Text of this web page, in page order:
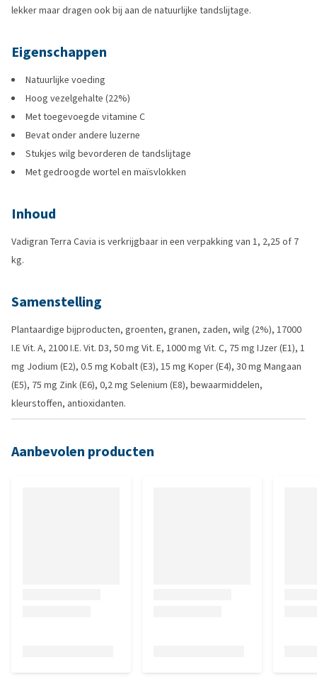
lekker maar dragen ook bij aan de natuurlijke tandslijtage.
Eigenschappen
Natuurlijke voeding
Hoog vezelgehalte (22%)
Met toegevoegde vitamine C
Bevat onder andere luzerne
Stukjes wilg bevorderen de tandslijtage
Met gedroogde wortel en maïsvlokken
Inhoud
Vadigran Terra Cavia is verkrijgbaar in een verpakking van 1, 2,25 of 7
kg.
Samenstelling
Plantaardige bijproducten, groenten, granen, zaden, wilg (2%), 17000
I.E Vit. A, 2100 I.E. Vit. D3, 50 mg Vit. E, 1000 mg Vit. C, 75 mg IJzer (E1), 1
mg Jodium (E2), 0.5 mg Kobalt (E3), 15 mg Koper (E4), 30 mg Mangaan
(E5), 75 mg Zink (E6), 0,2 mg Selenium (E8), bewaarmiddelen,
kleurstoffen, antioxidanten.
Aanbevolen producten